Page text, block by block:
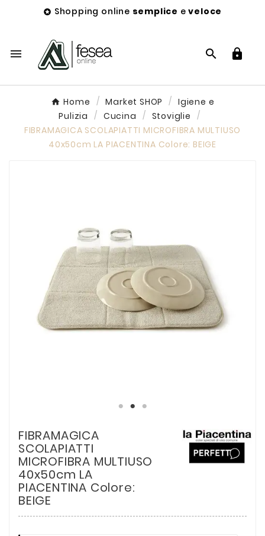
 Shopping online semplice eveloce
  
Home Market SHOP
Igiene e
Pulizia
Cucina
Stoviglie
FIBRAMAGICA SCOLAPIATTI MICROFIBRA MULTIUSO
40x50cm LA PIACENTINA Colore: BEIGE
FIBRAMAGICA
SCOLAPIATTI
MICROFIBRA MULTIUSO
40x50cm LA
PIACENTINA Colore:
BEIGE